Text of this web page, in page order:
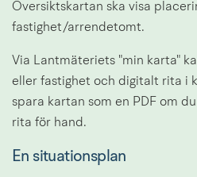
Översiktskartan ska visa
fastighet/arrendetomt.
Via Lantmäteriets "min karta"
eller fastighet och digitalt rita i
spara kartan som en PDF om
rita för hand.
En situationsplan